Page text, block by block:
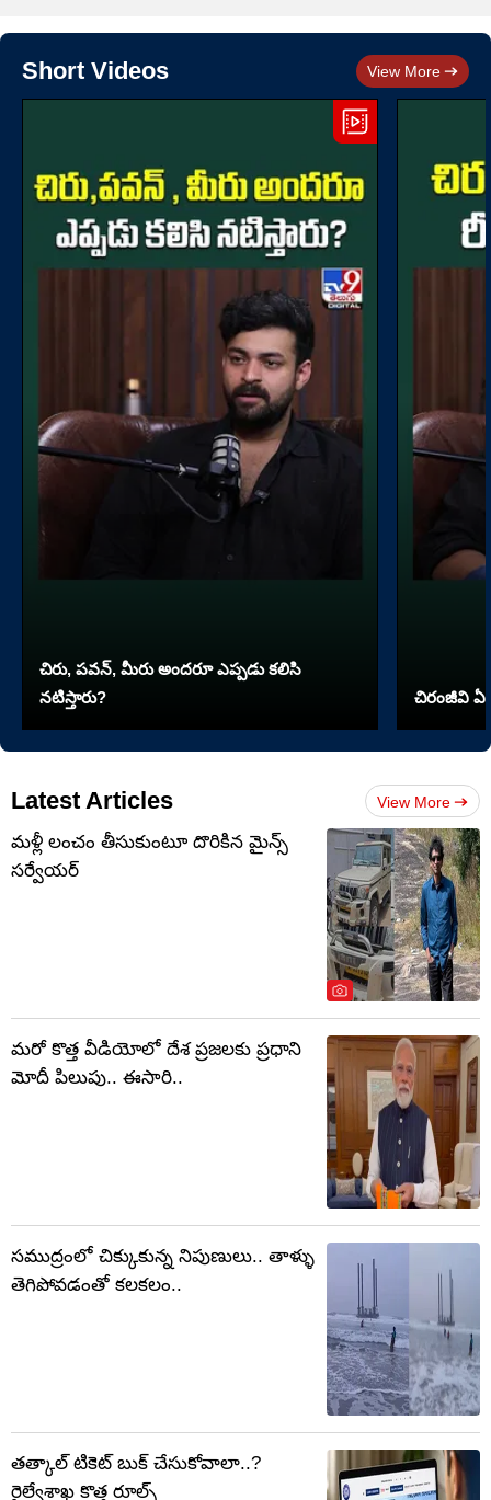
Short Videos View More
చిరు, పవన్, మీరు అందరూ ఎప్పడు కలిసి
నటిస్తారు?
చిరంజీవి ఏ
Latest Articles View More
మళ్లీ లంచం తీసుకుంటూ దొరికిన మైన్స్
సర్వేయర్
మరో కొత్త వీడియోలో దేశ ప్రజలకు ప్రధాని
మోదీ పిలుపు.. ఈసారి..
సముద్రంలో చిక్కుకున్న నిపుణులు.. తాళ్ళు
తెగిపోవడంతో కలకలం..
తత్కాల్ టికెట్ బుక్ చేసుకోవాలా..?
రైల్వేశాఖ కొత్త రూల్స్